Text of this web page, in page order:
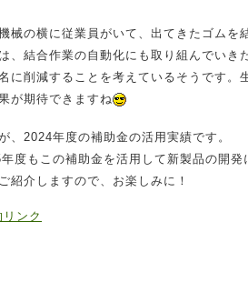
械の横に従業員がいて、出てきたゴムを
、結合作業の自動化にも取り組んでいき
に削減することを考えているそうです。
が期待できますね
、2024年度の補助金の活用実績です。
度もこの補助金を活用して新製品の開発
紹介しますので、お楽しみに！
ンク